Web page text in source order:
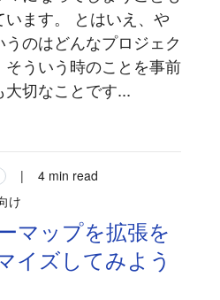
ます。 とはいえ、や
のはどんなプロジェク
そういう時のことを事前
切なことです...
|
4 min read
け
マップを拡張を
イズしてみよう